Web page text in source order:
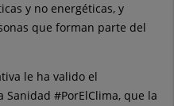
y no energéticas, y
que forman parte del
le ha valido el
#PorElClima, que la